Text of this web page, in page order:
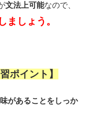
文法上可能なので、
ましょう。
ポイント】
があることをしっか